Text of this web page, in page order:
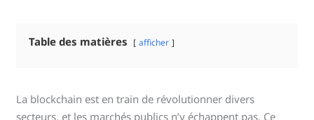
Table des matières afficher
La blockchain est en train de révolutionner divers
secteurs, et les marchés publics n’y échappent pas. Ce